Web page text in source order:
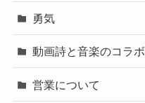
勇気
動画詩と音楽のコラボ
営業について